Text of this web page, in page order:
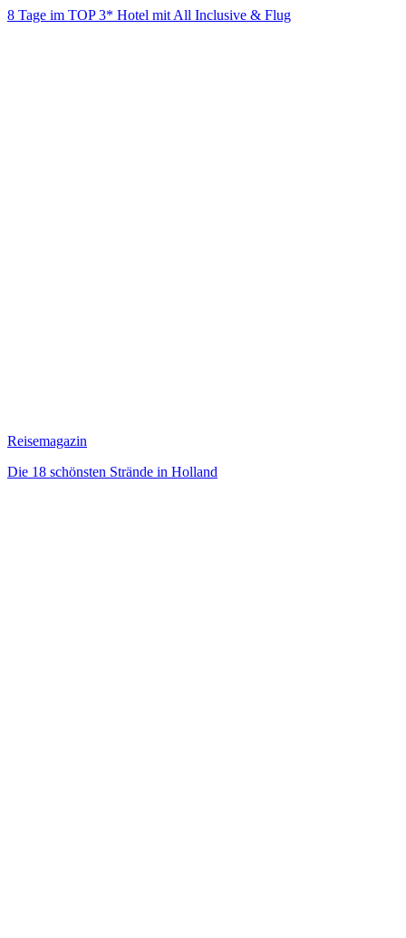
8 Tage im TOP 3* Hotel mit All Inclusive & Flug
Reisemagazin
Die 18 schönsten Strände in Holland